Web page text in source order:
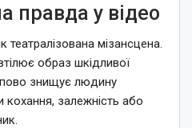
правда у відео
театралізована мізансцена.
образ шкідливої
знищує людину
залежність або